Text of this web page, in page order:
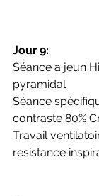
Jour 9:
Séance a jeun
pyramidal
Séance
contraste 80%
Travail
resistance